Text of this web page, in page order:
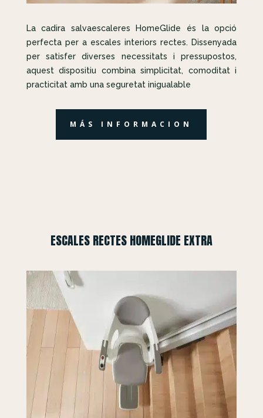
La cadira salvaescaleres HomeGlide és la opció
perfecta per a escales interiors rectes. Dissenyada
per satisfer diverses necessitats i pressupostos,
aquest dispositiu combina simplicitat, comoditat i
practicitat amb una seguretat inigualable
MÁS INFORMACION
ESCALES RECTES HOMEGLIDE EXTRA